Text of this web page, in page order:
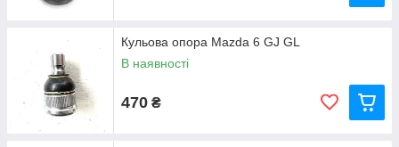
Кульова опора Mazda 6 GJ GL
В наявності
470 ₴